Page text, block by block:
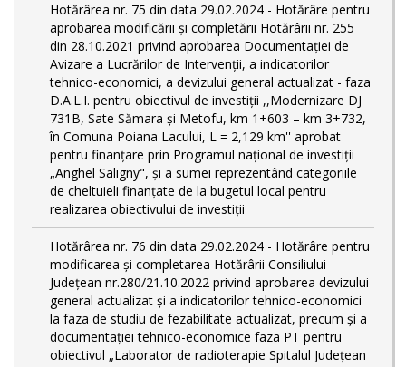
Hotărârea nr. 75 din data 29.02.2024 - Hotărâre pentru
aprobarea modificării şi completării Hotărârii nr. 255
din 28.10.2021 privind aprobarea Documentației de
Avizare a Lucrărilor de Intervenții, a indicatorilor
tehnico-economici, a devizului general actualizat - faza
D.A.L.I. pentru obiectivul de investiţii ,,Modernizare DJ
731B, Sate Sămara și Metofu, km 1+603 – km 3+732,
în Comuna Poiana Lacului, L = 2,129 km'' aprobat
pentru finanțare prin Programul național de investiții
„Anghel Saligny", și a sumei reprezentând categoriile
de cheltuieli finanțate de la bugetul local pentru
realizarea obiectivului de investiții
Hotărârea nr. 76 din data 29.02.2024 - Hotărâre pentru
modificarea și completarea Hotărârii Consiliului
Județean nr.280/21.10.2022 privind aprobarea devizului
general actualizat și a indicatorilor tehnico-economici
la faza de studiu de fezabilitate actualizat, precum și a
documentației tehnico-economice faza PT pentru
obiectivul „Laborator de radioterapie Spitalul Județean